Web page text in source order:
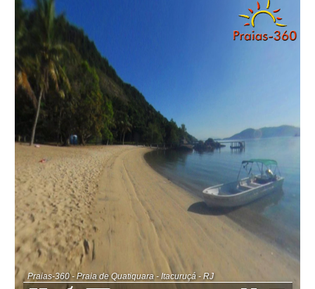
Praias-360 - Praia de Quatiquara - Itacuruçá - RJ